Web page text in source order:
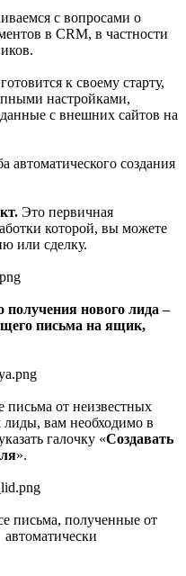
с вопросами о
в CRM, в частности
готовится к своему старту,
настройками,
с внешних сайтов на
автоматического создания
Это первичная
которой, вы можете
или сделку.
получения нового лида –
письма на ящик,
письма от неизвестных
лиды, вам необходимо в
галочку «Создавать
».
письма, полученные от